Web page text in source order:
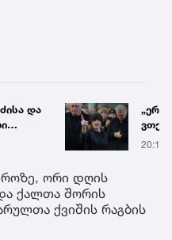
და
20:19
ორი დღის
ქალთა შორის
ქვიშის რაგბის